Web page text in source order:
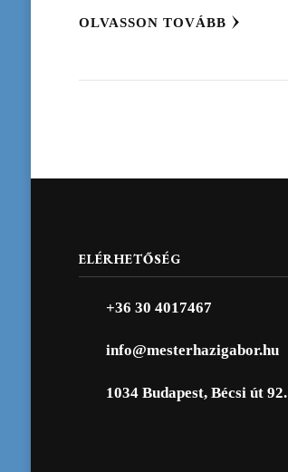
OLVASSON TOVÁBB
ELÉRHETŐSÉG
+36 30 4017467
info@mesterhazigabor.hu
1034 Budapest, Bécsi út